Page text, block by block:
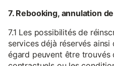
7. Rebooking, annulation
7.1 Les possibilités de
services déjà réservés
égard peuvent être trouvés